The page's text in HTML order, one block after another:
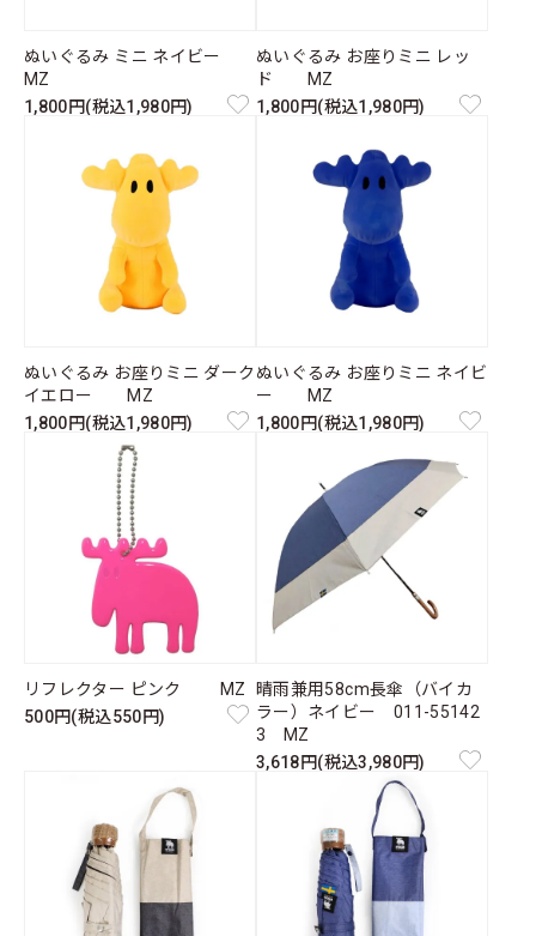
ぬいぐるみ ミニ ネイビー
MZ
1,800円(税込1,980円)
ぬいぐるみ お座りミニ レッ
ド MZ
1,800円(税込1,980円)
ぬいぐるみ お座りミニ ダーク
イエロー MZ
1,800円(税込1,980円)
ぬいぐるみ お座りミニ ネイビ
ー MZ
1,800円(税込1,980円)
リフレクター ピンク MZ
500円(税込550円)
晴雨兼用58cm長傘（バイカ
ラー）ネイビー 011-55142
3 MZ
3,618円(税込3,980円)